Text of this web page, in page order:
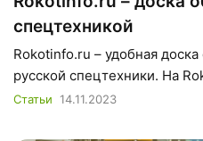
спецтехникой
Rokotinfo.ru – удобная
русской спецтехники. На
Статьи 14.11.2023